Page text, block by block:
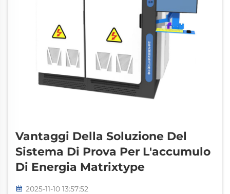
Vantaggi Della Soluzione Del
Sistema Di Prova Per L'accumulo
Di Energia Matrixtype
2025-11-10 13:57:52